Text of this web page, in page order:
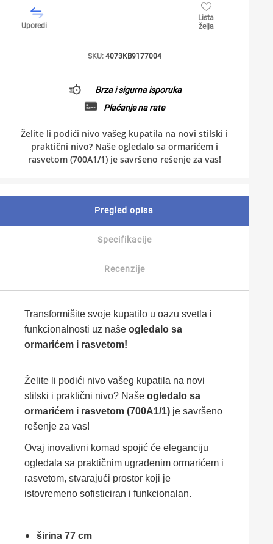
Uporedi
Lista
želja
SKU: 4073KB9177004
Brza i sigurna isporuka
Plaćanje na rate
Želite li podići nivo vašeg kupatila na novi stilski i
praktični nivo? Naše ogledalo sa ormarićem i
rasvetom (700A1/1) je savršeno rešenje za vas!
Pregled opisa
Specifikacije
Recenzije
Transformišite svoje kupatilo u oazu svetla i
funkcionalnosti uz naše ogledalo sa
ormarićem i rasvetom!
Želite li podići nivo vašeg kupatila na novi
stilski i praktični nivo? Naše ogledalo sa
ormarićem i rasvetom (700A1/1) je savršeno
rešenje za vas!
Ovaj inovativni komad spojić će eleganciju
ogledala sa praktičnim ugrađenim ormarićem i
rasvetom, stvarajući prostor koji je
istovremeno sofisticiran i funkcionalan.
širina 77 cm